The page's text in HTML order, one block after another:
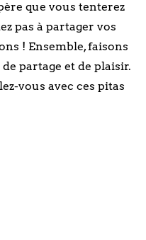
que vous tenterez
pas à partager vos
! Ensemble, faisons
partage et de plaisir.
vous avec ces pitas